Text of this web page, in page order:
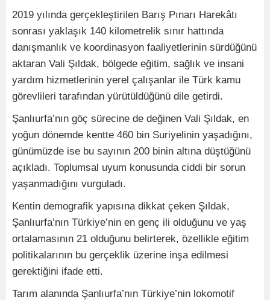
2019 yılında gerçekleştirilen Barış Pınarı Harekâtı
sonrası yaklaşık 140 kilometrelik sınır hattında
danışmanlık ve koordinasyon faaliyetlerinin sürdüğünü
aktaran Vali Şıldak, bölgede eğitim, sağlık ve insani
yardım hizmetlerinin yerel çalışanlar ile Türk kamu
görevlileri tarafından yürütüldüğünü dile getirdi.
Şanlıurfa’nın göç sürecine de değinen Vali Şıldak, en
yoğun dönemde kentte 460 bin Suriyelinin yaşadığını,
günümüzde ise bu sayının 200 binin altına düştüğünü
açıkladı. Toplumsal uyum konusunda ciddi bir sorun
yaşanmadığını vurguladı.
Kentin demografik yapısına dikkat çeken Şıldak,
Şanlıurfa’nın Türkiye’nin en genç ili olduğunu ve yaş
ortalamasının 21 olduğunu belirterek, özellikle eğitim
politikalarının bu gerçeklik üzerine inşa edilmesi
gerektiğini ifade etti.
Tarım alanında Şanlıurfa’nın Türkiye’nin lokomotif